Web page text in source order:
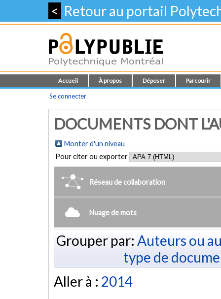
< Retour au portail
Accueil À propos Déposer Parcourir
Se connecter
DOCUMENTS DONT
Monter d'un niveau
Pour citer ou exporter
Réseau de collaboration
Nuage de mots
Grouper par: Auteurs ou
type de
Aller à : 2014